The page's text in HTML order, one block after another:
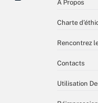
À Propos
Charte
Rencontrez
Contacts
Utilisation